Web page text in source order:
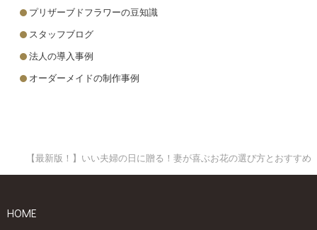
【最新版！】いい夫婦の日に贈る！妻が喜ぶお花の選び方とおすすめ
プリザーブドフラワーの豆知識
スタッフブログ
法人の導入事例
オーダーメイドの制作事例
HOME